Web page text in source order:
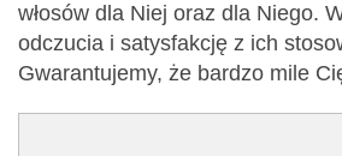
włosów dla Niej oraz dla Niego.
odczucia i satysfakcję z ich
Gwarantujemy, że bardzo mile